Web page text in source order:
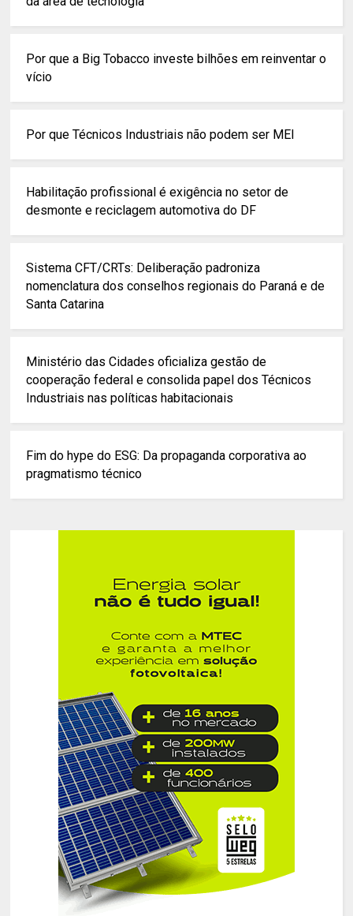
Por que a Big Tobacco investe bilhões em reinventar o
vício
Por que Técnicos Industriais não podem ser MEI
Habilitação profissional é exigência no setor de
desmonte e reciclagem automotiva do DF
Sistema CFT/CRTs: Deliberação padroniza
nomenclatura dos conselhos regionais do Paraná e de
Santa Catarina
Ministério das Cidades oficializa gestão de
cooperação federal e consolida papel dos Técnicos
Industriais nas políticas habitacionais
Fim do hype do ESG: Da propaganda corporativa ao
pragmatismo técnico